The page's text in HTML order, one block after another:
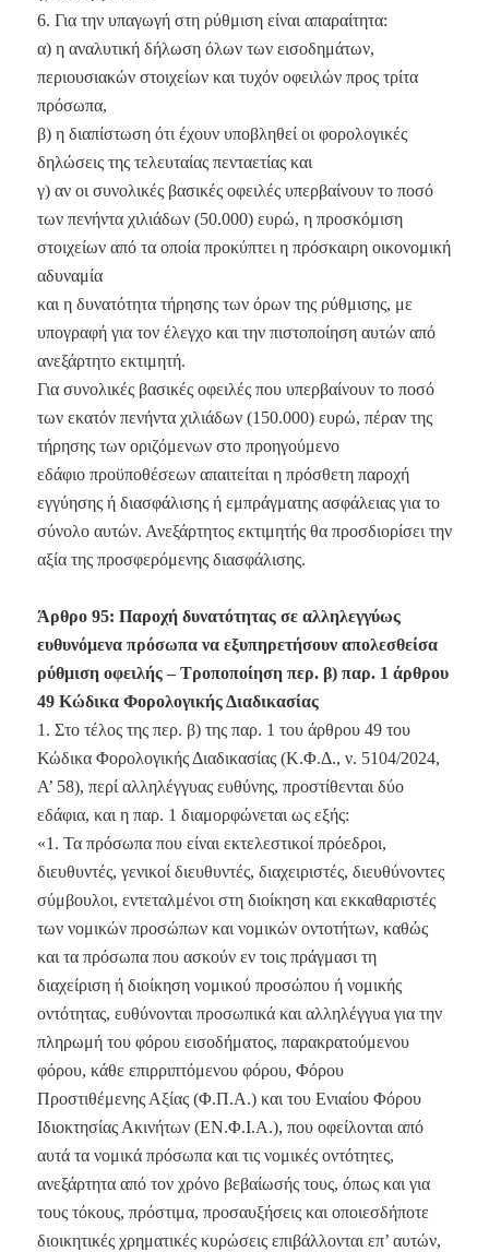
6. Για την υπαγωγή στη ρύθμιση είναι απαραίτητα:
α) η αναλυτική δήλωση όλων των εισοδημάτων,
περιουσιακών στοιχείων και τυχόν οφειλών προς τρίτα
πρόσωπα,
β) η διαπίστωση ότι έχουν υποβληθεί οι φορολογικές
δηλώσεις της τελευταίας πενταετίας και
γ) αν οι συνολικές βασικές οφειλές υπερβαίνουν το ποσό
των πενήντα χιλιάδων (50.000) ευρώ, η προσκόμιση
στοιχείων από τα οποία προκύπτει η πρόσκαιρη οικονομική
αδυναμία
και η δυνατότητα τήρησης των όρων της ρύθμισης, με
υπογραφή για τον έλεγχο και την πιστοποίηση αυτών από
ανεξάρτητο εκτιμητή.
Για συνολικές βασικές οφειλές που υπερβαίνουν το ποσό
των εκατόν πενήντα χιλιάδων (150.000) ευρώ, πέραν της
τήρησης των οριζόμενων στο προηγούμενο
εδάφιο προϋποθέσεων απαιτείται η πρόσθετη παροχή
εγγύησης ή διασφάλισης ή εμπράγματης ασφάλειας για το
σύνολο αυτών. Ανεξάρτητος εκτιμητής θα προσδιορίσει την
αξία της προσφερόμενης διασφάλισης.
Άρθρο 95: Παροχή δυνατότητας σε αλληλεγγύως
ευθυνόμενα πρόσωπα να εξυπηρετήσουν απολεσθείσα
ρύθμιση οφειλής – Τροποποίηση περ. β) παρ. 1 άρθρου
49 Κώδικα Φορολογικής Διαδικασίας
1. Στο τέλος της περ. β) της παρ. 1 του άρθρου 49 του
Κώδικα Φορολογικής Διαδικασίας (Κ.Φ.Δ., ν. 5104/2024,
Α’ 58), περί αλληλέγγυας ευθύνης, προστίθενται δύο
εδάφια, και η παρ. 1 διαμορφώνεται ως εξής:
«1. Τα πρόσωπα που είναι εκτελεστικοί πρόεδροι,
διευθυντές, γενικοί διευθυντές, διαχειριστές, διευθύνοντες
σύμβουλοι, εντεταλμένοι στη διοίκηση και εκκαθαριστές
των νομικών προσώπων και νομικών οντοτήτων, καθώς
και τα πρόσωπα που ασκούν εν τοις πράγμασι τη
διαχείριση ή διοίκηση νομικού προσώπου ή νομικής
οντότητας, ευθύνονται προσωπικά και αλληλέγγυα για την
πληρωμή του φόρου εισοδήματος, παρακρατούμενου
φόρου, κάθε επιρριπτόμενου φόρου, Φόρου
Προστιθέμενης Αξίας (Φ.Π.Α.) και του Ενιαίου Φόρου
Ιδιοκτησίας Ακινήτων (ΕΝ.Φ.Ι.Α.), που οφείλονται από
αυτά τα νομικά πρόσωπα και τις νομικές οντότητες,
ανεξάρτητα από τον χρόνο βεβαίωσής τους, όπως και για
τους τόκους, πρόστιμα, προσαυξήσεις και οποιεσδήποτε
διοικητικές χρηματικές κυρώσεις επιβάλλονται επ’ αυτών,